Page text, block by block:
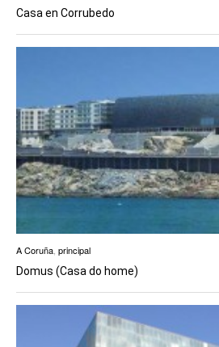
Casa en Corrubedo
A Coruña principal
Domus (Casa do home)